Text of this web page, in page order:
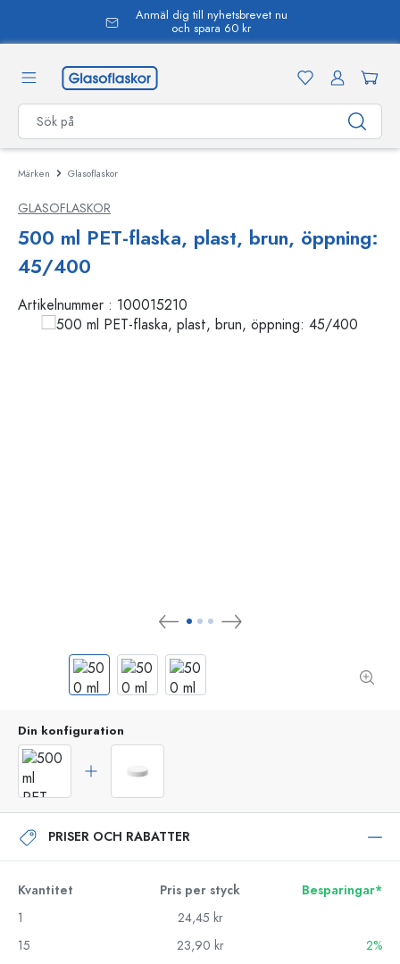
Anmäl dig till nyhetsbrevet nu
och spara 60 kr
Märken Glasoflaskor
GLASOFLASKOR
500 ml PET-flaska, plast, brun, öppning:
45/400
Artikelnummer : 100015210
Din konfiguration
PRISER OCH RABATTER
Kvantitet Pris per styck
Besparingar*
1
24,45 kr
15
23,90 kr
2%